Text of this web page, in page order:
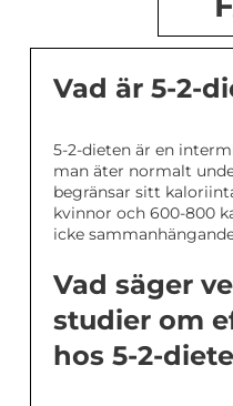
Vad är 5-2-
5-2-dieten är en
man äter normalt
begränsar sitt
kvinnor och 600-800
icke
Vad säger
studier om
hos 5-2-